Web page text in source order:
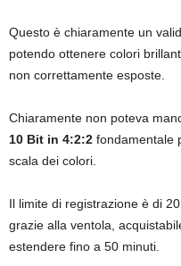
Questo è chiaramente un
potendo ottenere colori
non correttamente esposte.
Chiaramente non poteva
10 Bit in 4:2:2 fondamentale
scala dei colori.
Il limite di registrazione è di
grazie alla ventola,
estendere fino a 50 minuti.